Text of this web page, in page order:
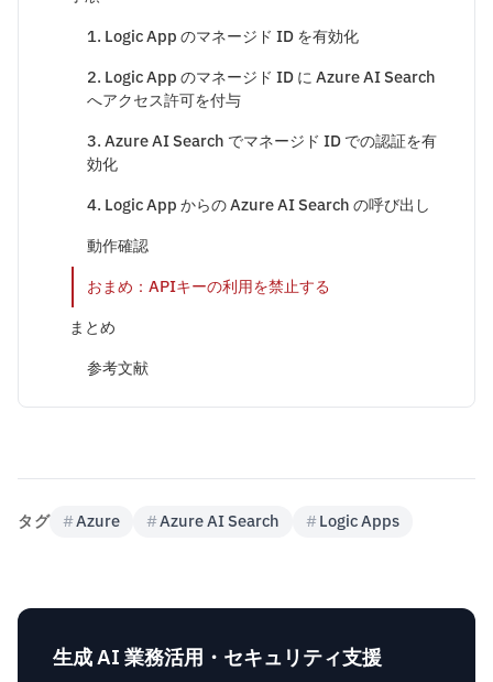
1. Logic App のマネージド ID を有効化
2. Logic App のマネージド ID に Azure AI Search
へアクセス許可を付与
3. Azure AI Search でマネージド ID での認証を有
効化
4. Logic App からの Azure AI Search の呼び出し
動作確認
おまめ：APIキーの利用を禁止する
まとめ
参考文献
タグ #Azure #Azure AI Search #Logic Apps
生成 AI 業務活用・セキュリティ支援